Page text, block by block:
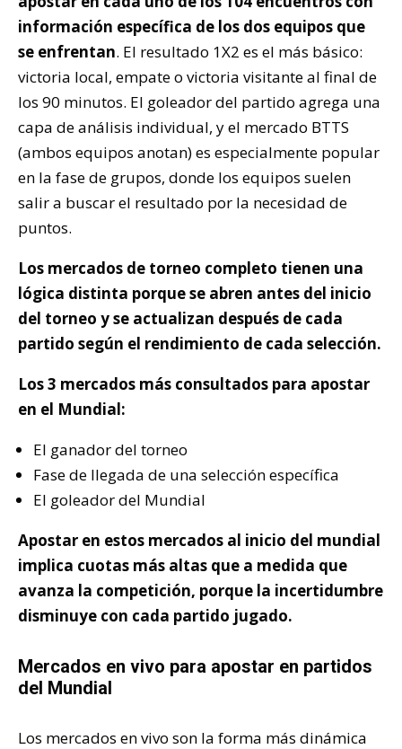
información específica de los dos equipos que
se enfrentan. El resultado 1X2 es el más básico:
victoria local, empate o victoria visitante al final de
los 90 minutos. El goleador del partido agrega una
capa de análisis individual, y el mercado BTTS
(ambos equipos anotan) es especialmente popular
en la fase de grupos, donde los equipos suelen
salir a buscar el resultado por la necesidad de
puntos.
Los mercados de torneo completo tienen una
lógica distinta porque se abren antes del inicio
del torneo y se actualizan después de cada
partido según el rendimiento de cada selección.
Los 3 mercados más consultados para apostar
en el Mundial:
El ganador del torneo
Fase de llegada de una selección específica
El goleador del Mundial
Apostar en estos mercados al inicio del mundial
implica cuotas más altas que a medida que
avanza la competición, porque la incertidumbre
disminuye con cada partido jugado.
Mercados en vivo para apostar en partidos
del Mundial
Los mercados en vivo son la forma más dinámica